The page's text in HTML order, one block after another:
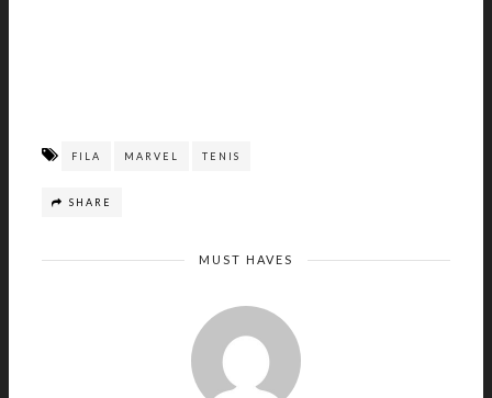
FILA MARVEL TENIS
SHARE
MUST HAVES